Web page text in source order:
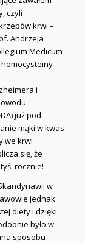
czyli
krwi –
Andrzeja
Medicum
i
już pod
mąki w kwas
we krwi
się, że
rocznie!
w
jednak
diety i dzięki
było w
sposobu